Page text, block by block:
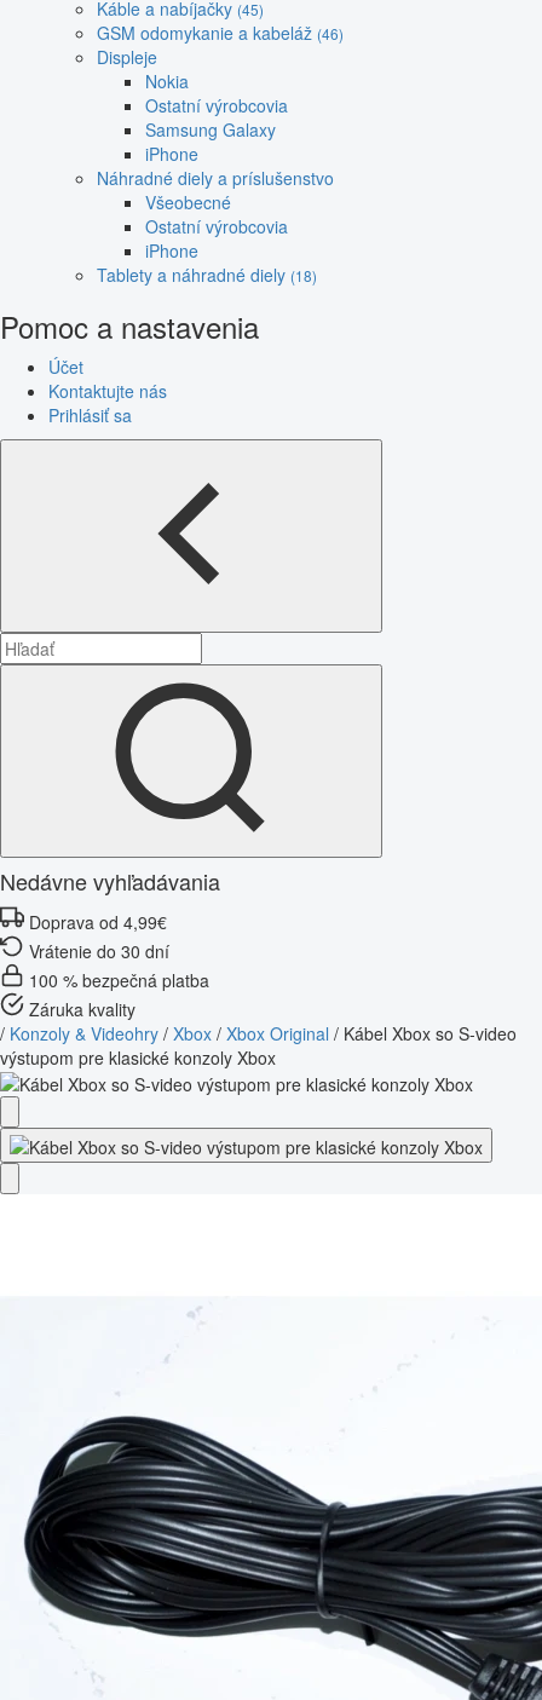
Káble a nabíjačky (45)
GSM odomykanie a kabeláž (46)
Displeje
Nokia
Ostatní výrobcovia
Samsung Galaxy
iPhone
Náhradné diely a príslušenstvo
Všeobecné
Ostatní výrobcovia
iPhone
Tablety a náhradné diely (18)
Pomoc a nastavenia
Účet
Kontaktujte nás
Prihlásiť sa
Nedávne vyhľadávania
Doprava od 4,99€
Vrátenie do 30 dní
100 % bezpečná platba
Záruka kvality
/ Konzoly & Videohry / Xbox / Xbox Original / Kábel Xbox so S-video
výstupom pre klasické konzoly Xbox